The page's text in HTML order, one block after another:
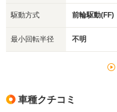
駆動方式 前輪駆動(FF)
最小回転半径 不明
車種クチコミ